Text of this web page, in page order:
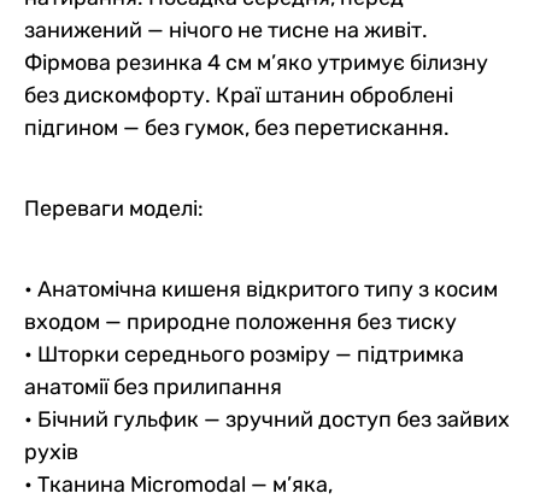
занижений — нічого не тисне на живіт.
Фірмова резинка 4 см м’яко утримує білизну
без дискомфорту. Краї штанин оброблені
підгином — без гумок, без перетискання.
Переваги моделі:
• Анатомічна кишеня відкритого типу з косим
входом — природне положення без тиску
• Шторки середнього розміру — підтримка
анатомії без прилипання
• Бічний гульфик — зручний доступ без зайвих
рухів
• Тканина Micromodal — м’яка,